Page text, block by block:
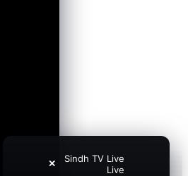
Sindh TV Live
Live
✕